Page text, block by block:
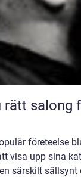
rätt salong
företeelse
visa upp sina
särskilt sällsynt